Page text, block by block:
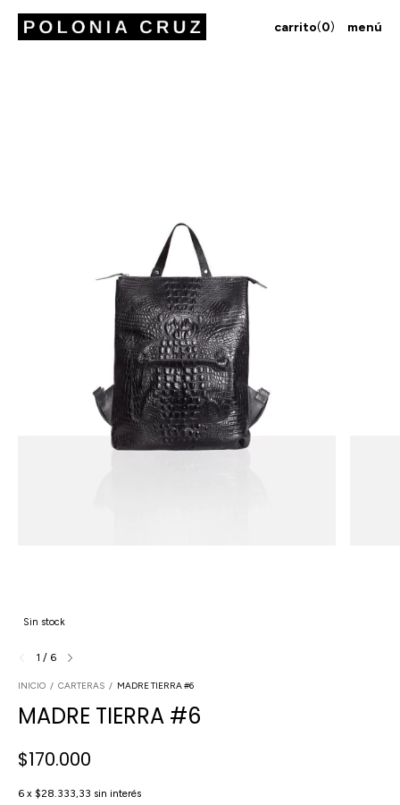
menú
carrito(0)
Sin stock
1 / 6
INICIO / CARTERAS / MADRE TIERRA #6
MADRE TIERRA #6
$170.000
6 x $28.333,33 sin interés